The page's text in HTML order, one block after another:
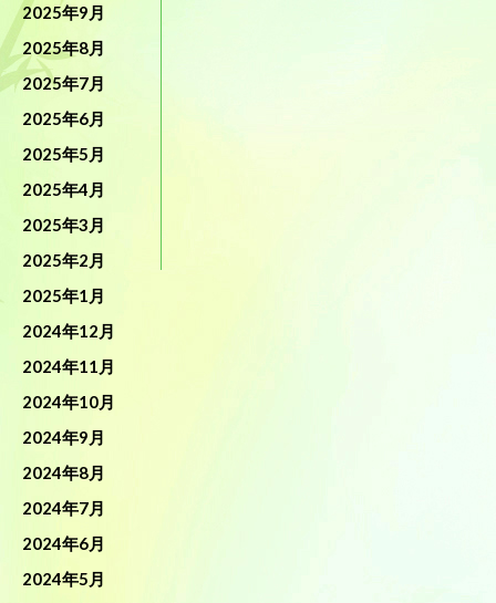
2025年9月
2025年8月
2025年7月
2025年6月
2025年5月
2025年4月
2025年3月
2025年2月
2025年1月
2024年12月
2024年11月
2024年10月
2024年9月
2024年8月
2024年7月
2024年6月
2024年5月